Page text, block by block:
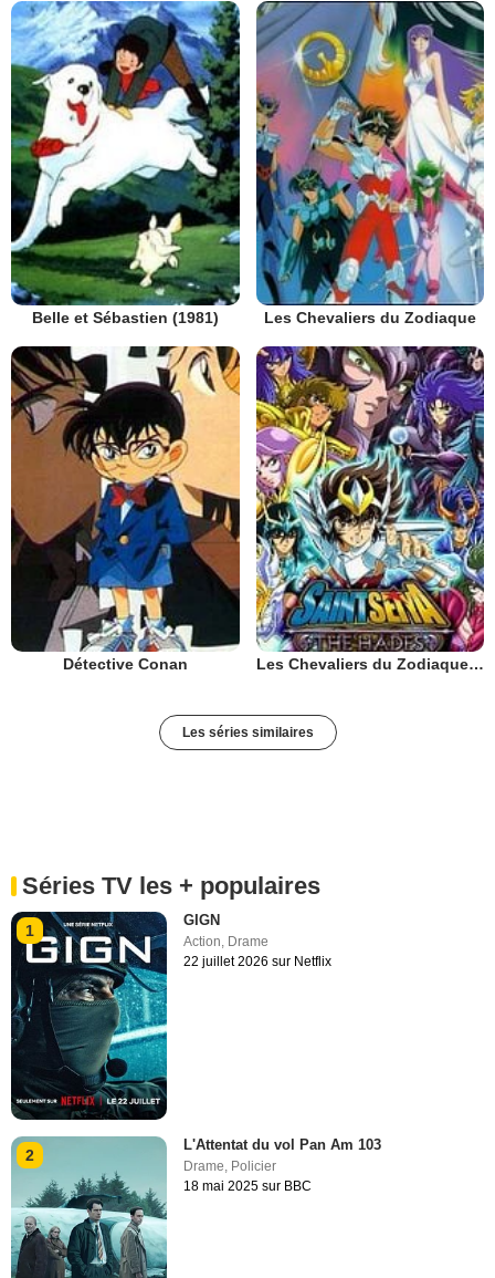
Belle et Sébastien (1981) Les Chevaliers du Zodiaque
Détective Conan Les Chevaliers du Zodiaque : Chapitre Hadès - Le Sanctuaire
Les séries similaires
Séries TV les + populaires
1
GIGN
Action, Drame
22 juillet 2026 sur Netflix
2
L'Attentat du vol Pan Am 103
Drame, Policier
18 mai 2025 sur BBC